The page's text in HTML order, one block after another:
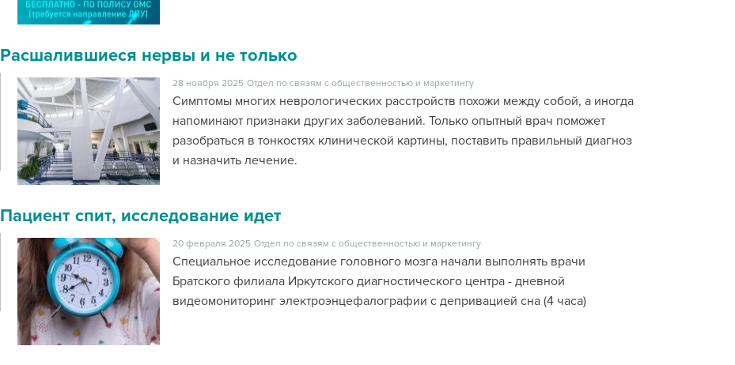
Расшалившиеся нервы и не только
28 ноября 2025 Отдел по связям с общественностью и маркетингу
Симптомы многих неврологических расстройств похожи между собой, а иногда
напоминают признаки других заболеваний. Только опытный врач поможет
разобраться в тонкостях клинической картины, поставить правильный диагноз
и назначить лечение.
Пациент спит, исследование идет
20 февраля 2025 Отдел по связям с общественностью и маркетингу
Специальное исследование головного мозга начали выполнять врачи
Братского филиала Иркутского диагностического центра - дневной
видеомониторинг электроэнцефалографии с депривацией сна (4 часа)